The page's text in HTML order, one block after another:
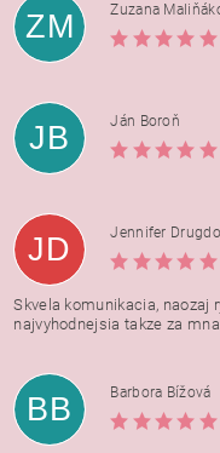
ZM
Zuzana
JB
Ján Boroň
JD
Jennifer
Skvela komunikacia, naozaj
najvyhodnejsia takze za mna
BB
Barbora Bížová